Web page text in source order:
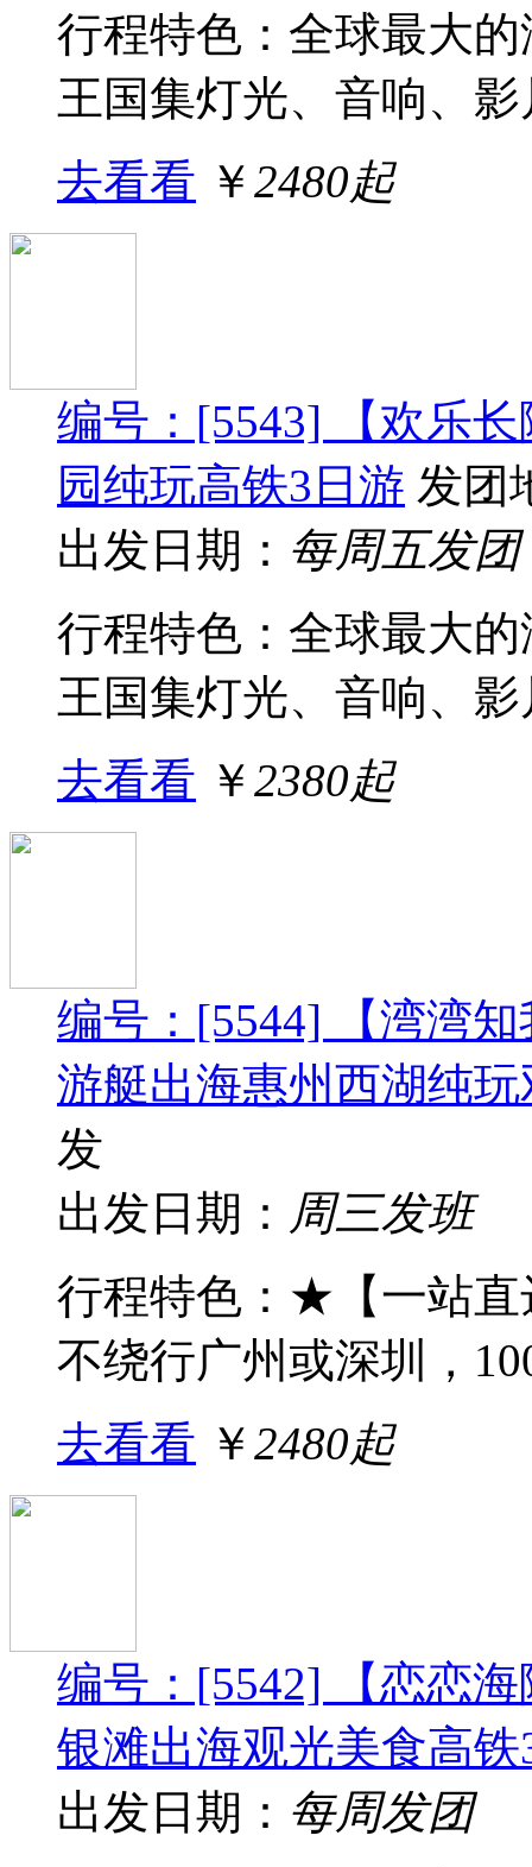
行程特色：全球最大
王国集灯光、音响、
去看看 ￥2480起
编号：[5543] 【欢乐
园纯玩高铁3日游 发团
出发日期： 每周五发团
行程特色：全球最大
王国集灯光、音响、
去看看 ￥2380起
编号：[5544] 【湾湾
游艇出海惠州西湖纯
发
出发日期： 周三发班
行程特色： ★【一站
不绕行广州或深圳，
去看看 ￥2480起
编号：[5542] 【恋恋
银滩出海观光美食高铁
出发日期： 每周发团